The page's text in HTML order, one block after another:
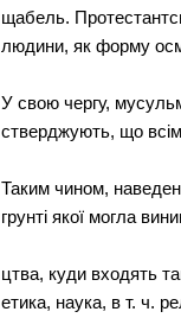
щабель.
людини, як форму
У свою чергу,
стверджують, що всім
Таким чином,
грунті якої могла
цтва, куди входять
етика, наука, в т. ч.